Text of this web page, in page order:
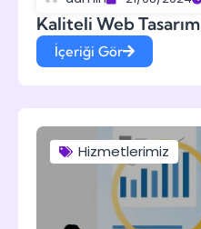
Kaliteli Web Tasarım
İçeriği Gör
Hizmetlerimiz